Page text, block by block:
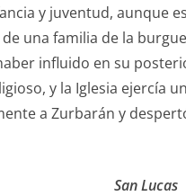
y juventud,
una familia de la
influido en su
y la Iglesia ejercía
a Zurbarán y
San Lucas